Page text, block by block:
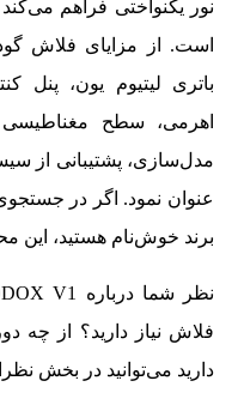
نور یکنواختی فراهم
است. از مزایای فلاش
باتری لیتیوم یون،
اهرمی، سطح مغناطیسی
عنوان نمود. اگر در
برند خوش‌نام هستید، این
فلاش نیاز دارید؟ از چه
دارید می‌توانید در بخش